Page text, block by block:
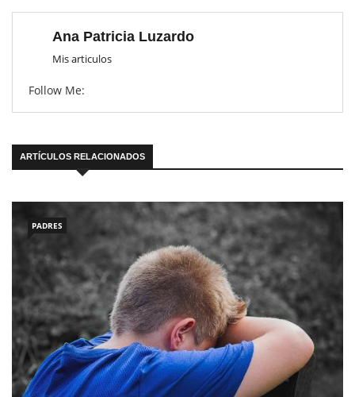
Ana Patricia Luzardo
Mis articulos
Follow Me:
ARTÍCULOS RELACIONADOS
PADRES